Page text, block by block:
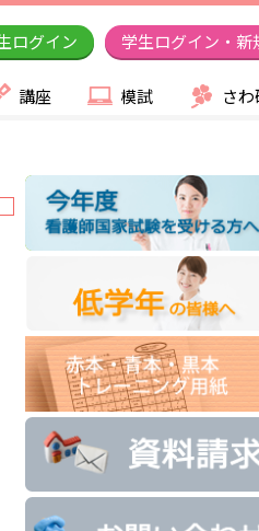
ログイン 学生ログイン・新
講座 模試 さ